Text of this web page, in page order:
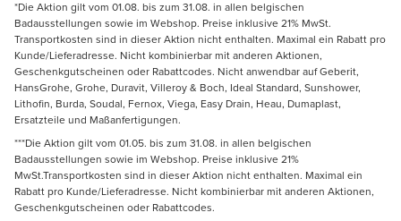
*Die Aktion gilt vom 01.08. bis zum 31.08. in allen belgischen
Badausstellungen sowie im Webshop. Preise inklusive 21% MwSt.
Transportkosten sind in dieser Aktion nicht enthalten. Maximal ein Rabatt pro
Kunde/Lieferadresse. Nicht kombinierbar mit anderen Aktionen,
Geschenkgutscheinen oder Rabattcodes. Nicht anwendbar auf Geberit,
HansGrohe, Grohe, Duravit, Villeroy & Boch, Ideal Standard, Sunshower,
Lithofin, Burda, Soudal, Fernox, Viega, Easy Drain, Heau, Dumaplast,
Ersatzteile und Maßanfertigungen.
***Die Aktion gilt vom 01.05. bis zum 31.08. in allen belgischen
Badausstellungen sowie im Webshop. Preise inklusive 21%
MwSt.Transportkosten sind in dieser Aktion nicht enthalten. Maximal ein
Rabatt pro Kunde/Lieferadresse. Nicht kombinierbar mit anderen Aktionen,
Geschenkgutscheinen oder Rabattcodes.